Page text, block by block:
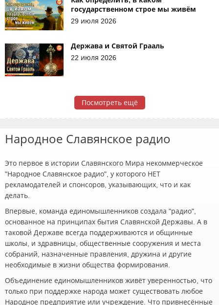
государственном строе мы живём
29 июля 2026
Держава и Святой Грааль
22 июля 2026
Посмотреть ещё
Народное Славянское радио
Это первое в истории Славянского Мира некоммерческое
"Народное Славянское радио", у которого НЕТ
рекламодателей и спонсоров, указывающих, что и как
делать.
Впервые, команда единомышленников создала "радио",
основанное на принципах бытия Славянской Державы. А в
таковой Державе всегда поддерживаются и общинные
школы, и здравницы, общественные сооружения и места
собраний, назначенные правления, дружина и другие
необходимые в жизни общества формирования.
Объединение единомышленников живёт уверенностью, что
только при поддержке народа может существовать любое
Народное предприятие или учреждение. Что привнесённые